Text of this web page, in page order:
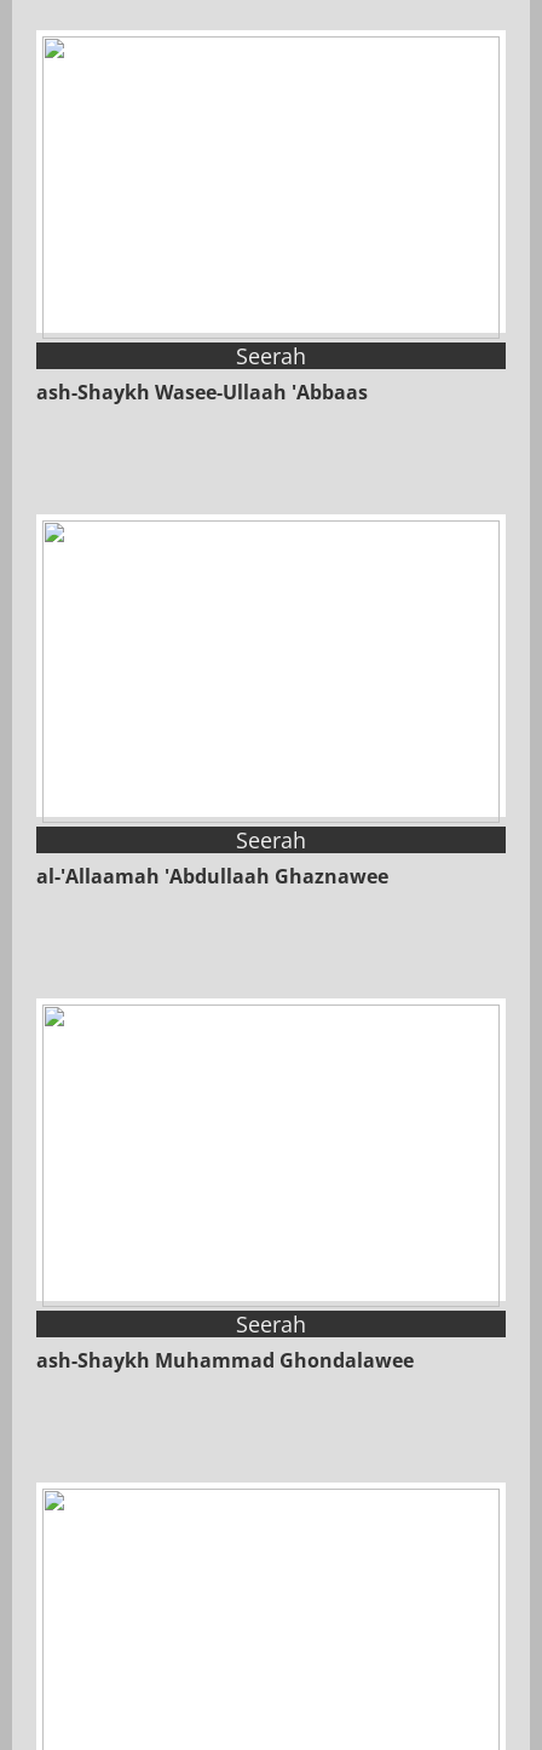
Seerah
ash-Shaykh Wasee-Ullaah 'Abbaas
Seerah
al-'Allaamah 'Abdullaah Ghaznawee
Seerah
ash-Shaykh Muhammad Ghondalawee